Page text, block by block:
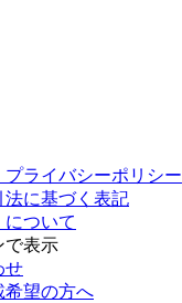
プライバシーポリシー
法に基づく表記
ついて
で表示
せ
希望の方へ